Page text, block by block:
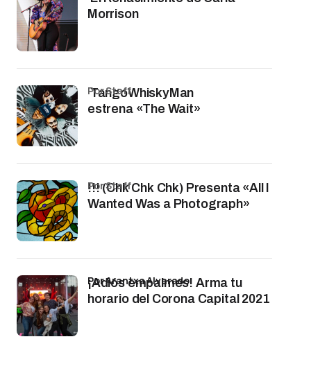
Morrison
TangoWhiskyMan
estrena «The Wait»
por Staff
!!! (Chk Chk Chk) Presenta «All I
Wanted Was a Photograph»
por Staff
¡Adiós empalmes! Arma tu
horario del Corona Capital 2021
por Arantxa Alvarado